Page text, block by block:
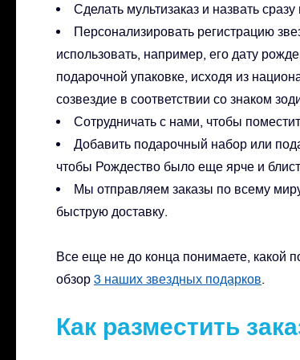
Сделать мультизаказ и назвать
Персонализировать регистрацию
использовать, например, его дату
подарочной упаковке, исходя из
созвездие в соответствии со знаком
Сотрудничать с нами, чтобы
Добавить подарочный набор или
чтобы Рождество было еще ярче и
Мы отправляем заказы по всему
быструю доставку.
Все еще не до конца понимаете, какой
обзор 3 наших звездных подарков.
Как разместить